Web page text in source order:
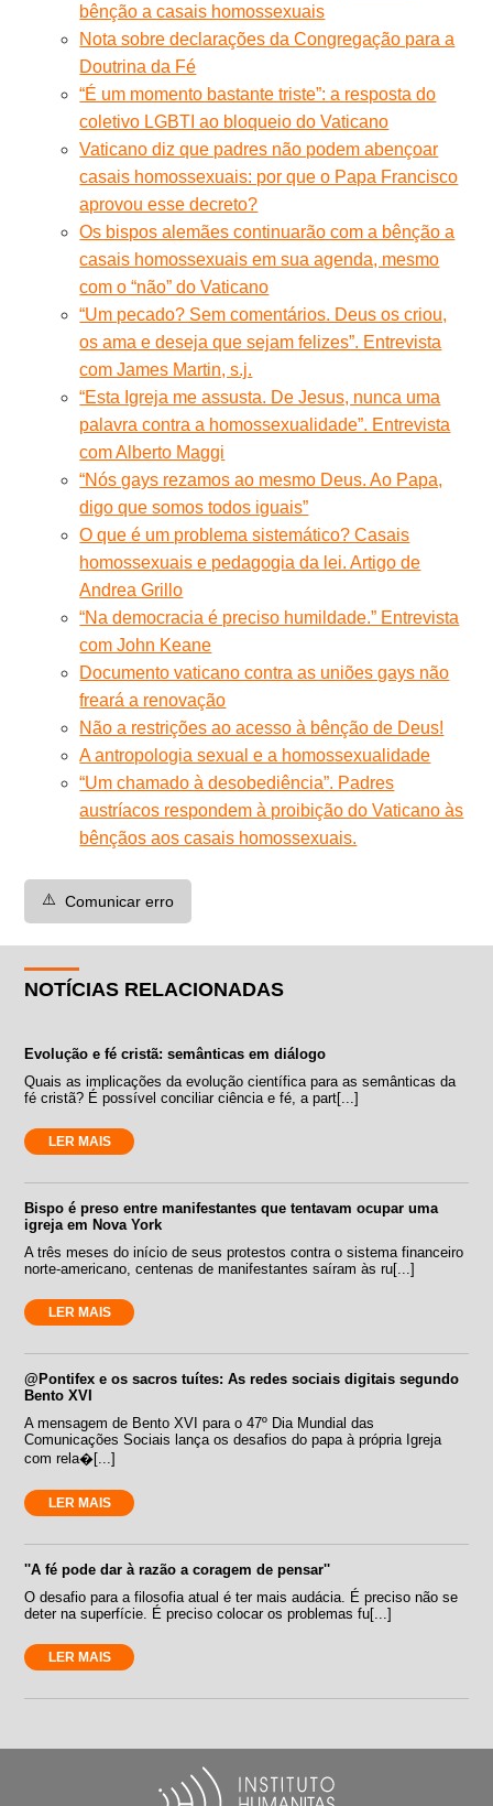
bênção a casais homossexuais
Nota sobre declarações da Congregação para a
Doutrina da Fé
“É um momento bastante triste”: a resposta do
coletivo LGBTI ao bloqueio do Vaticano
Vaticano diz que padres não podem abençoar
casais homossexuais: por que o Papa Francisco
aprovou esse decreto?
Os bispos alemães continuarão com a bênção a
casais homossexuais em sua agenda, mesmo
com o “não” do Vaticano
“Um pecado? Sem comentários. Deus os criou,
os ama e deseja que sejam felizes”. Entrevista
com James Martin, s.j.
“Esta Igreja me assusta. De Jesus, nunca uma
palavra contra a homossexualidade”. Entrevista
com Alberto Maggi
“Nós gays rezamos ao mesmo Deus. Ao Papa,
digo que somos todos iguais”
O que é um problema sistemático? Casais
homossexuais e pedagogia da lei. Artigo de
Andrea Grillo
“Na democracia é preciso humildade.” Entrevista
com John Keane
Documento vaticano contra as uniões gays não
freará a renovação
Não a restrições ao acesso à bênção de Deus!
A antropologia sexual e a homossexualidade
“Um chamado à desobediência”. Padres
austríacos respondem à proibição do Vaticano às
bênçãos aos casais homossexuais.
⚠️ Comunicar erro
NOTÍCIAS RELACIONADAS
Evolução e fé cristã: semânticas em diálogo
Quais as implicações da evolução científica para as semânticas da
fé cristã? É possível conciliar ciência e fé, a part[...]
LER MAIS
Bispo é preso entre manifestantes que tentavam ocupar uma
igreja em Nova York
A três meses do início de seus protestos contra o sistema financeiro
norte-americano, centenas de manifestantes saíram às ru[...]
LER MAIS
@Pontifex e os sacros tuítes: As redes sociais digitais segundo
Bento XVI
A mensagem de Bento XVI para o 47º Dia Mundial das
Comunicações Sociais lança os desafios do papa à própria Igreja
com rela�[...]
LER MAIS
''A fé pode dar à razão a coragem de pensar''
O desafio para a filosofia atual é ter mais audácia. É preciso não se
deter na superfície. É preciso colocar os problemas fu[...]
LER MAIS